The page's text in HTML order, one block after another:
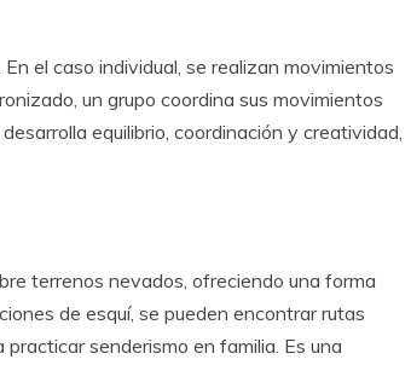
el caso individual, se realizan movimientos
un grupo coordina sus movimientos
equilibrio, coordinación y creatividad,
terrenos nevados, ofreciendo una forma
de esquí, se pueden encontrar rutas
senderismo en familia. Es una